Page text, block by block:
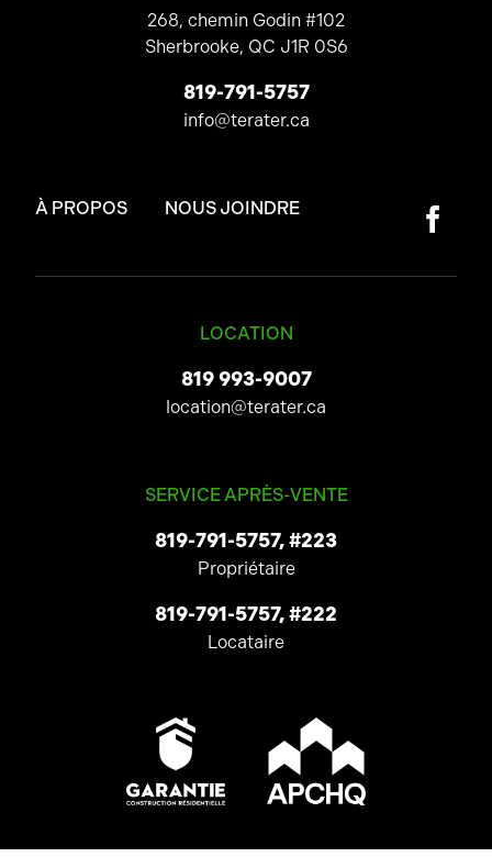
268, chemin Godin #102
Sherbrooke, QC J1R 0S6
819-791-5757
info@terater.ca
À PROPOS NOUS JOINDRE
LOCATION
819 993-9007
location@terater.ca
SERVICE APRÈS-VENTE
819-791-5757, #223
Propriétaire
819-791-5757, #222
Locataire